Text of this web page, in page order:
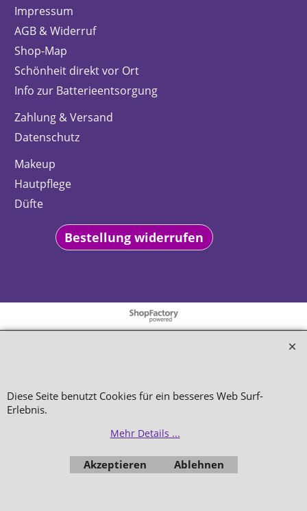
Impressum
AGB & Widerruf
Shop-Map
Schönheit direkt vor Ort
Info zur Batterieentsorgung
Zahlung & Versand
Datenschutz
Makeup
Hautpflege
Düfte
Bestellung widerrufen
WebShop erstellt mit
ShopFactory Shop
Software.
Diese Seite benutzt Cookies für ein besseres Web Surf-
Erlebnis.
Mehr Details ...
Akzeptieren Ablehnen